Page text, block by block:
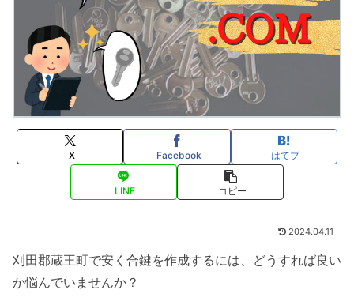
X Facebook はてブ
LINE コピー
2024.04.11
刈田郡蔵王町で安く合鍵を作成するには、どうすれば良い
か悩んでいませんか？